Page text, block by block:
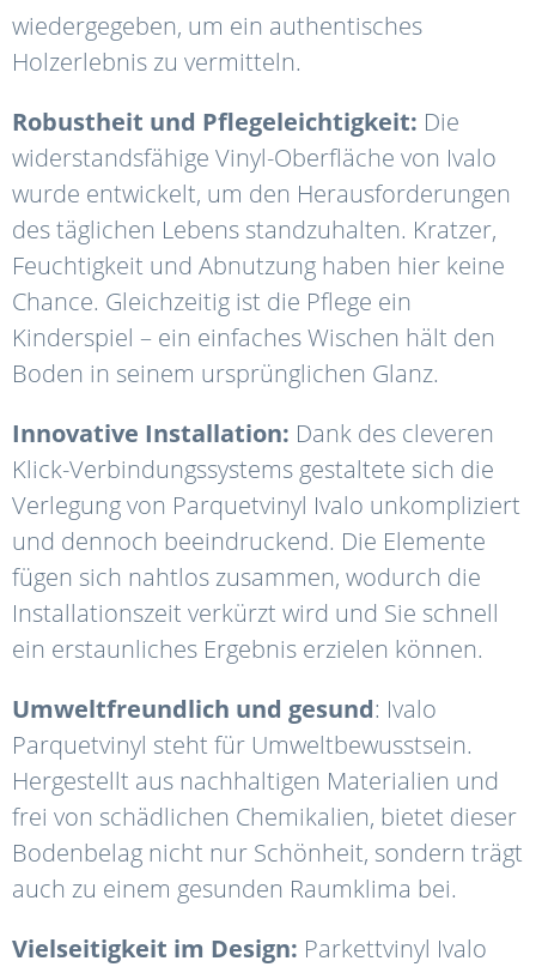
wiedergegeben, um ein authentisches
Holzerlebnis zu vermitteln.
Robustheit und Pflegeleichtigkeit: Die
widerstandsfähige Vinyl-Oberfläche von Ivalo
wurde entwickelt, um den Herausforderungen
des täglichen Lebens standzuhalten. Kratzer,
Feuchtigkeit und Abnutzung haben hier keine
Chance. Gleichzeitig ist die Pflege ein
Kinderspiel – ein einfaches Wischen hält den
Boden in seinem ursprünglichen Glanz.
Innovative Installation: Dank des cleveren
Klick-Verbindungssystems gestaltete sich die
Verlegung von Parquetvinyl Ivalo unkompliziert
und dennoch beeindruckend. Die Elemente
fügen sich nahtlos zusammen, wodurch die
Installationszeit verkürzt wird und Sie schnell
ein erstaunliches Ergebnis erzielen können.
Umweltfreundlich und gesund: Ivalo
Parquetvinyl steht für Umweltbewusstsein.
Hergestellt aus nachhaltigen Materialien und
frei von schädlichen Chemikalien, bietet dieser
Bodenbelag nicht nur Schönheit, sondern trägt
auch zu einem gesunden Raumklima bei.
Vielseitigkeit im Design: Parkettvinyl Ivalo